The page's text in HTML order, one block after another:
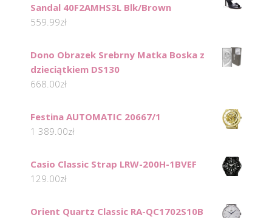
Sandal 40F2AMHS3L Blk/Brown
559.99zł
Dono Obrazek Srebrny Matka Boska z
dzieciątkiem DS130
668.00zł
Festina AUTOMATIC 20667/1
1 389.00zł
Casio Classic Strap LRW-200H-1BVEF
129.00zł
Orient Quartz Classic RA-QC1702S10B